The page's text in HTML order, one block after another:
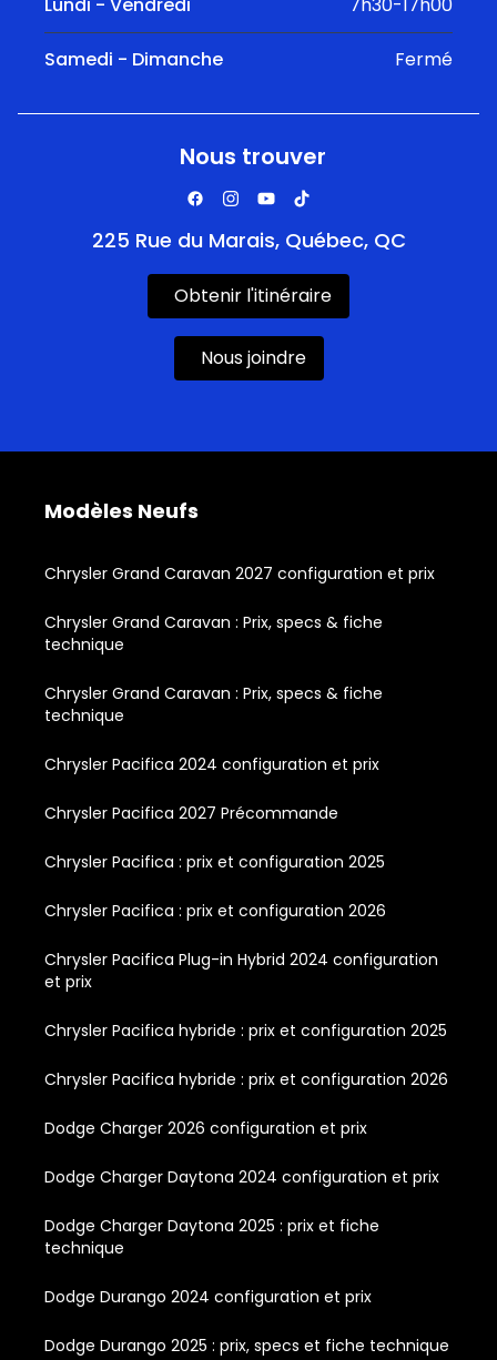
Samedi - Dimanche Fermé
Nous trouver
225 Rue du Marais, Québec, QC
Obtenir l'itinéraire
Nous joindre
Modèles Neufs
Chrysler Grand Caravan 2027 configuration et prix
Chrysler Grand Caravan : Prix, specs & fiche
technique
Chrysler Grand Caravan : Prix, specs & fiche
technique
Chrysler Pacifica 2024 configuration et prix
Chrysler Pacifica 2027 Précommande
Chrysler Pacifica : prix et configuration 2025
Chrysler Pacifica : prix et configuration 2026
Chrysler Pacifica Plug-in Hybrid 2024 configuration
et prix
Chrysler Pacifica hybride : prix et configuration 2025
Chrysler Pacifica hybride : prix et configuration 2026
Dodge Charger 2026 configuration et prix
Dodge Charger Daytona 2024 configuration et prix
Dodge Charger Daytona 2025 : prix et fiche
technique
Dodge Durango 2024 configuration et prix
Dodge Durango 2025 : prix, specs et fiche technique